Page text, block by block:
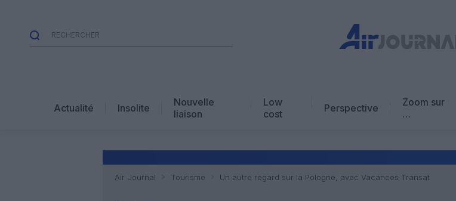
Actualité Insolite
Nouvelle
liaison
Low
cost
Perspective
Zoom sur
…
Avis d’expert
Air Journal Tourisme Un autre regard sur la Pologne, avec Vacances Transat